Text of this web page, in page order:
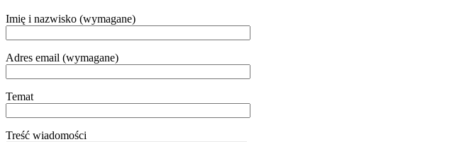
Imię i nazwisko (wymagane)
Adres email (wymagane)
Temat
Treść wiadomości